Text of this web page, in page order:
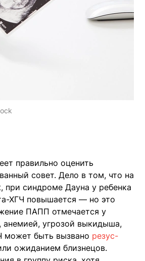
правильно оценить
совет. Дело в том, что на
при синдроме Дауна у ребенка
ХГЧ повышается — но это
ПАПП отмечается у
угрозой выкидыша,
может быть вызвано резус-
ожиданием близнецов.